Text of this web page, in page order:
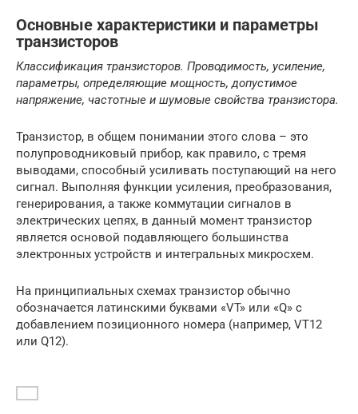
Основные характеристики и параметры
транзисторов
Классификация транзисторов. Проводимость, усиление,
параметры, определяющие мощность, допустимое
напряжение, частотные и шумовые свойства транзистора.
Транзистор, в общем понимании этого слова – это
полупроводниковый прибор, как правило, с тремя
выводами, способный усиливать поступающий на него
сигнал. Выполняя функции усиления, преобразования,
генерирования, а также коммутации сигналов в
электрических цепях, в данный момент транзистор
является основой подавляющего большинства
электронных устройств и интегральных микросхем.
На принципиальных схемах транзистор обычно
обозначается латинскими буквами «VT» или «Q» с
добавлением позиционного номера (например, VT12
или Q12).